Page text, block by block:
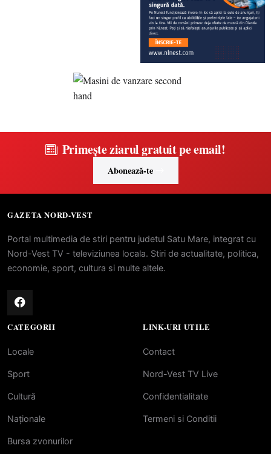
Primește ziarul gratuit pe email!
Abonează-te
GAZETA NORD-VEST
Portal multimedia de stiri pentru judetul Satu Mare, integrat cu
Nord-Vest TV - televiziunea locala. Stiri de actualitate, politica,
economie, sport, cultura si multe altele.
CATEGORII
Locale
Sport
Cultură
Naționale
Bursa zvonurilor
LINK-URI UTILE
Contact
Nord-Vest TV Live
Confidentialitate
Termeni si Conditii